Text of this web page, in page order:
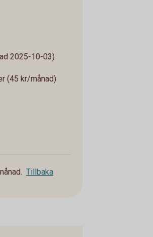
2025-10-03)
(45 kr/månad)
Tillbaka